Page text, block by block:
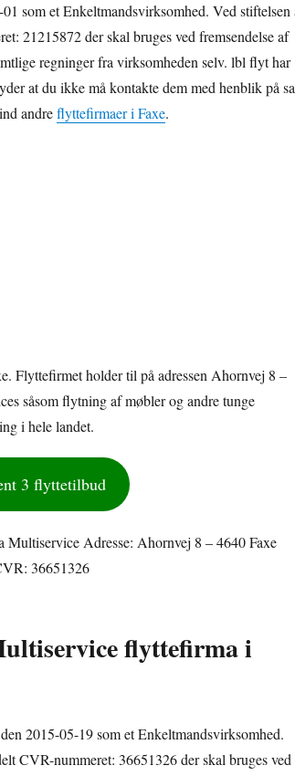
som et Enkeltmandsvirksomhed. Ved stiftelsen
21215872 der skal bruges ved fremsendelse af
regninger fra virksomheden selv. lbl flyt har
at du ikke må kontakte dem med henblik på
andreflyttefirmaer i Faxe.
Flyttefirmet holder til på adressen Ahornvej 8 –
såsom flytning af møbler og andre tunge
i hele landet.
3 flyttetilbud
Multiservice Adresse: Ahornvej 8 – 4640 Faxe
36651326
flyttefirma i
2015-05-19 som et Enkeltmandsvirksomhed.
CVR-nummeret: 36651326 der skal bruges ved